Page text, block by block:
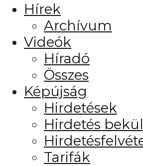
Hírek
Archívum
Videók
Híradó
Összes
Képújság
Hirdetések
Hirdetés
Tarifák